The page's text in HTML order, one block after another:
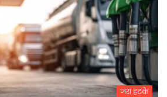
जरा हटके